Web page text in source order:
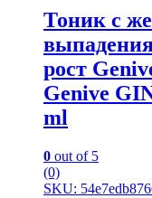
Тоник с
рост
Genive
ml
0 out of 5
(0)
SKU: